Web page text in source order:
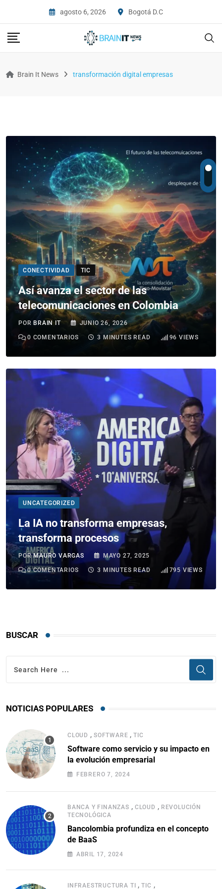
agosto 6, 2026 Bogotá D.C
Brain It News transformación digital empresas
CONECTIVIDAD TIC
Así avanza el sector de las
telecomunicaciones en Colombia
POR BRAIN IT JUNIO 26, 2026
0 COMENTARIOS 3 MINUTES READ 96 VIEWS
UNCATEGORIZED
La IA no transforma empresas,
transforma procesos
PORMAURO VARGAS MAYO 27, 2025
0COMENTARIOS 3 MINUTES READ 795 VIEWS
BUSCAR
NOTICIAS POPULARES
CLOUD , SOFTWARE ,TIC
Software como servicio y su impacto en
la evolución empresarial
FEBRERO 7, 2024
BANCA Y FINANZAS , CLOUD , REVOLUCIÓN
TECNOLÓGICA
Bancolombia profundiza en el concepto
de BaaS
ABRIL 17, 2024
INFRAESTRUCTURA TI ,TIC ,